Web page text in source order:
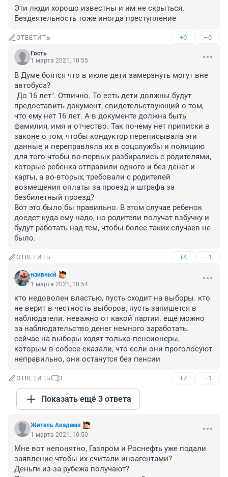
Эти люди хорошо известны и им не скрыться.
Бездеятельность тоже иногда преступление
ОТВЕТИТЬ +0 –0
Гость
1 марта 2021, 10:55
В Думе боятся что в июле дети замерзнуть могут вне
автобуса?
"До 16 лет". Отлично. То есть дети должны будут
предоставить документ, свидетельствующий о том,
что ему нет 16 лет. А в документе должна быть
фамилия, имя и отчество. Так почему нет приписки в
законе о том, чтобы кондуктор переписывала эти
данные и переправляла их в соцслужбы и полицию
для того чтобы во-первых разбирались с родителями,
которые ребенка отправили одного и без денег и
карты, а во-вторых, требовали с родителей
возмещения оплаты за проезд и штрафа за
безбилетный проезд?
Вот это было бы правильно. В этом случае ребенок
доедет куда ему надо, но родители получат взбучку и
будут работать над тем, чтобы более таких случаев не
было.
ОТВЕТИТЬ +4 –1
наивный
1 марта 2021, 10:54
кто недоволен властью, пусть сходит на выборы. кто
не верит в честность выборов, пусть запишется в
наблюдатели. неважно от какой партии. ещё можно
за наблюдательство денег немного заработать.
сейчас на выборы ходят только пенсионеры,
которым в собесе сказали, что если они проголосуют
неправильно, они останутся без пенсии
ОТВЕТИТЬ 3 +7 –1
Показать ещё 3 ответа
Житель Академа
1 марта 2021, 10:50
Мне вот непонятно, Газпром и Роснефть уже подали
заявление чтобы их считали иноагентами?
Деньги из-за рубежа получают?